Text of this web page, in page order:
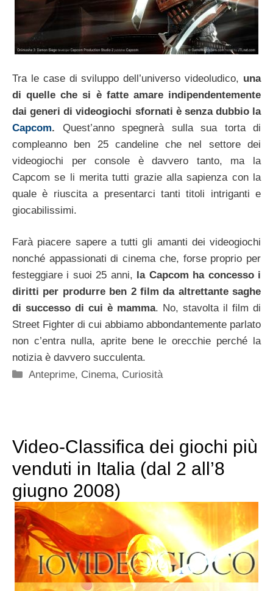
Tra le case di sviluppo dell’universo videoludico, una
di quelle che si è fatte amare indipendentemente
dai generi di videogiochi sfornati è senza dubbio la
Capcom. Quest’anno spegnerà sulla sua torta di
compleanno ben 25 candeline che nel settore dei
videogiochi per console è davvero tanto, ma la
Capcom se li merita tutti grazie alla sapienza con la
quale è riuscita a presentarci tanti titoli intriganti e
giocabilissimi.
Farà piacere sapere a tutti gli amanti dei videogiochi
nonché appassionati di cinema che, forse proprio per
festeggiare i suoi 25 anni,
la Capcom ha concesso i
diritti per produrre ben 2 film da altrettante saghe
di successo di cui è mamma. No, stavolta il film di
Street Fighter di cui abbiamo abbondantemente parlato
non c’entra nulla, aprite bene le orecchie perché la
notizia è davvero succulenta.
Categorie
Anteprime, Cinema, Curiosità
Video-Classifica dei giochi più
venduti in Italia (dal 2 all’8
giugno 2008)